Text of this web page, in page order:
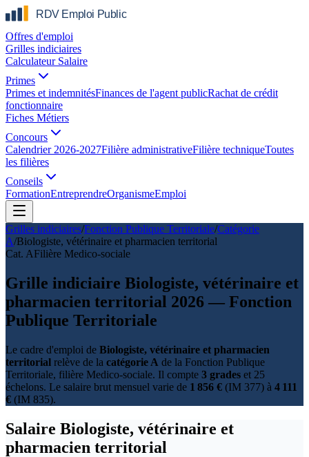
Offres d'emploi
Grilles indiciaires
Calculateur Salaire
Primes
Primes et indemnitésFinances de l'agent publicRachat de crédit
fonctionnaire
Fiches Métiers
Concours
Calendrier 2026-2027Filière administrativeFilière techniqueToutes
les filières
Conseils
FormationEntreprendreOrganismeEmploi
Grilles indiciaires/Fonction Publique Territoriale/Catégorie
A/Biologiste, vétérinaire et pharmacien territorial
Cat. AFilière Medico-sociale
Grille indiciaire Biologiste, vétérinaire et
pharmacien territorial 2026 — Fonction
Publique Territoriale
Le cadre d'emploi de Biologiste, vétérinaire et pharmacien
territorial relève de la catégorie A de la Fonction Publique
Territoriale, filière Medico-sociale. Il compte 3 grades et 25
échelons. Le salaire brut mensuel varie de 1 856 € (IM 377) à 4 111
€ (IM 835).
Salaire Biologiste, vétérinaire et
pharmacien territorial